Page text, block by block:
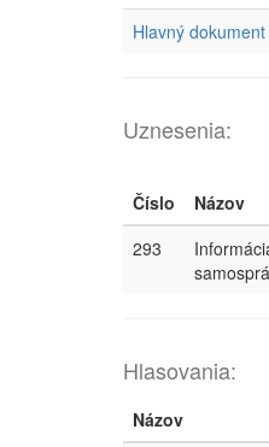
Hlavný dokument
Uznesenia:
Číslo Názov
293
Hlasovania:
Názov